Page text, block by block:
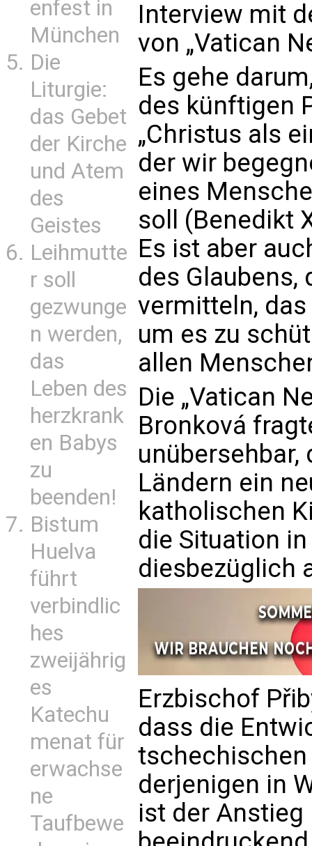
enfest in
München
Die
Liturgie:
das Gebet
der Kirche
und Atem
des
Geistes
Leihmutte
r soll
gezwunge
n werden,
das
Leben des
herzkrank
en Babys
zu
beenden!
Bistum
Huelva
führt
verbindlic
hes
zweijährig
es
Katechu
menat für
erwachse
ne
Taufbewe
Interview mit
von „Vatican
Es gehe
des künftigen
„Christus als
der wir
eines
soll (Benedikt
Es ist aber
des Glaubens,
vermitteln,
um es zu
allen
Die „Vatican
Bronková
Ländern ein
katholischen
die Situation
diesbezüglich
Erzbischof
dass die
derjenigen in
ist der